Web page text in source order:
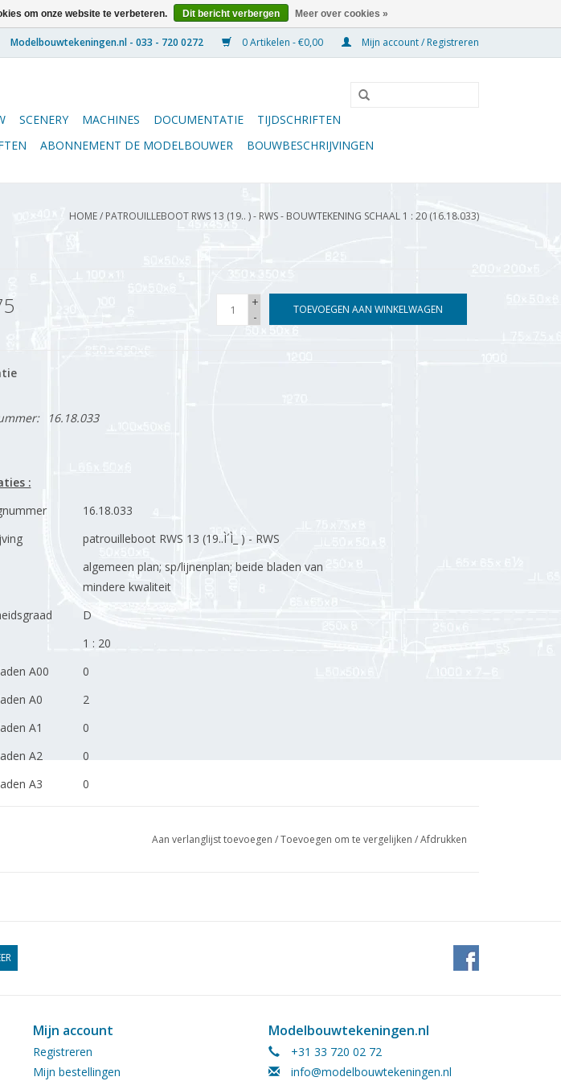
0 Artikelen - €0,00 Mijn account / Registreren
SCENERY MACHINES DOCUMENTATIE
TIJDSCHRIFTEN
ABONNEMENT DE MODELBOUWER BOUWBESCHRIJVINGEN
HOME/ PATROUILLEBOOT RWS 13 (19.. ) - RWS - BOUWTEKENING SCHAAL 1 : 20 (16.18.033)
+
-
TOEVOEGEN AAN WINKELWAGEN
16.18.033
:
16.18.033
patrouilleboot RWS 13 (19..Ì´Ì_ ) - RWS
algemeen plan; sp/lijnenplan; beide bladen van
mindere kwaliteit
D
1 : 20
A00
0
A0
2
A1
0
A2
0
A3
0
bladen
Aan verlanglijst toevoegen /Toevoegen om te vergelijken /Afdrukken
Mijn account
Registreren
Mijn bestellingen
Modelbouwtekeningen.nl
+31 33 720 02 72
info@modelbouwtekeningen.nl
om onze website te verbeteren. Dit bericht verbergen Meer over cookies »